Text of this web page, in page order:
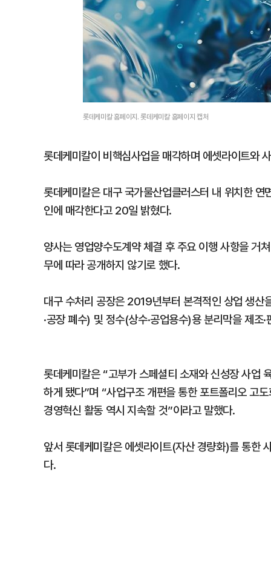
롯데케미칼 홈페이지. 롯데케미칼 홈페이지 캡처
롯데케미칼이 비핵심사업을 매각하며 에셋라이트와
롯데케미칼은 대구 국가물산업클러스터 내 위치한
인에 매각한다고 20일 밝혔다.
양사는 영업양수도계약 체결 후 주요 이행 사항을 거
무에 따라 공개하지 않기로 했다.
대구 수처리 공장은 2019년부터 본격적인 상업 생
·공장 폐수) 및 정수(상수·공업용수)용 분리막을 제조
롯데케미칼은 “고부가 스페셜티 소재와 신성장 사업
하게 됐다”며 “사업구조 개편을 통한 포트폴리오 고
경영혁신 활동 역시 지속할 것”이라고 말했다.
앞서 롯데케미칼은 에셋라이트(자산 경량화)를 통한
다.